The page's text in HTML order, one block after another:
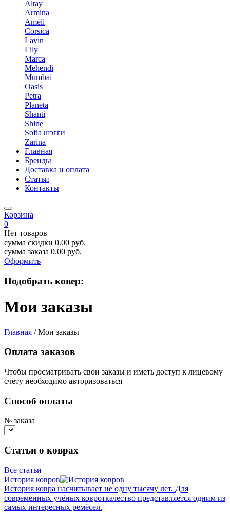
Altay
Armina
Ameli
Corsica
Lavin
Lily
Marca
Mehendi
Mumbai
Oasis
Petra
Planeta
Shanti
Shine
Sofia шэгги
Zarina
Главная
Бренды
Доставка и оплата
Статьи
Контакты
Корзина
0
Нет товаров
сумма скидки 0.00 руб.
сумма заказа 0.00 руб.
Оформить
Подобрать ковер:
Мои заказы
Главная / Мои заказы
Оплата заказов
Чтобы просматривать свои заказы и иметь доступ к лицевому
счету необходимо авторизоваться
Способ оплаты
№ заказа
Статьи о коврах
Все статьи
История ковров
История ковра насчитывает не одну тысячу лет. Для
современных учёных ковроткачество представляется одним из
самых интересных ремёсел.